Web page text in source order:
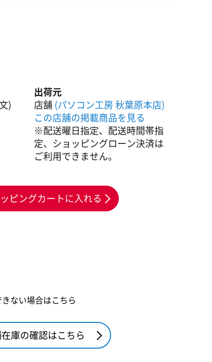
)
出荷元
店舗(パソコン工房 秋葉原本店)
この店舗の掲載商品を見る
※配送曜日指定、配送時間帯指
定、ショッピングローン決済は
ご利用できません。
ピングカートに入れる
ない場合はこちら
庫の確認はこちら